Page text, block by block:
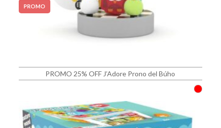
PROMO
PROMO 25% OFF J’Adore Prono del Búho